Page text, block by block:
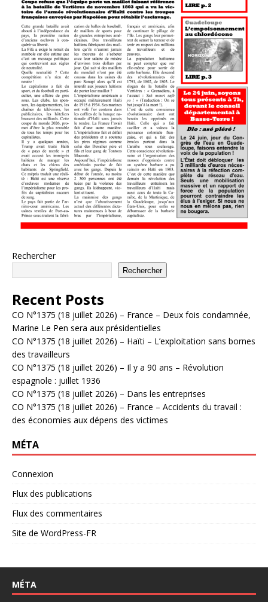
Rechercher
Rechercher
Recent Posts
CO N°1375 (18 juillet 2026) – France – Deux fois condamnée,
Marine Le Pen sera aux présidentielles
CO N°1375 (18 juillet 2026) – Haïti – L’exploitation sans bornes
des travailleurs
CO N°1375 (18 juillet 2026) – Il y a 90 ans – Révolution
espagnole : juillet 1936
CO N°1375 (18 juillet 2026) – Dans les entreprises
CO N°1375 (18 juillet 2026) – France – Accidents du travail :
des économies aux dépens des victimes
MÉTA
Connexion
Flux des publications
Flux des commentaires
Site de WordPress-FR
MÉTA